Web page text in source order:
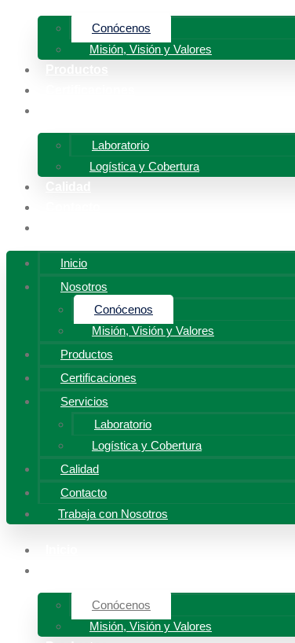
Conócenos
Misión, Visión y Valores
Laboratorio
Logística y Cobertura
Inicio
Nosotros
Conócenos
Misión, Visión y Valores
Productos
Certificaciones
Servicios
Laboratorio
Logística y Cobertura
Calidad
Contacto
Trabaja con Nosotros
Conócenos
Misión, Visión y Valores